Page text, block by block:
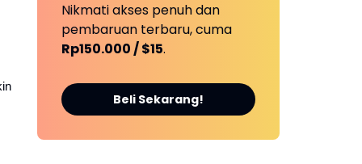
Nikmati akses penuh dan
pembaruan terbaru, cuma
Rp150.000 / $15.
Beli Sekarang!